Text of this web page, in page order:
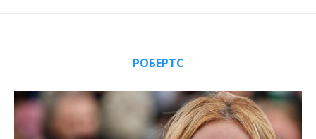
РОБЕРТС